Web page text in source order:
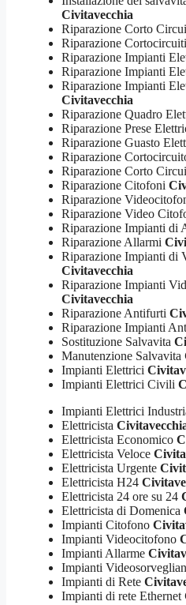
Civitavecchia
Riparazione Corto
Riparazione Cortocircuiti
Riparazione Impianti
Riparazione Impianti
Riparazione Impianti
Civitavecchia
Riparazione Quadro
Riparazione Prese
Riparazione Guasto
Riparazione
Riparazione Corto
Riparazione Citofoni
Riparazione
Riparazione Video
Riparazione Impianti di
Riparazione Allarmi
Riparazione Impianti di
Civitavecchia
Riparazione Impianti
Civitavecchia
Riparazione Antifurti
Riparazione Impianti
Sostituzione Salvavita
Manutenzione Salvavita
Impianti Elettrici
Impianti Elettrici Civili
Impianti Elettrici
Elettricista
Elettricista Economico
Elettricista Veloce
Elettricista Urgente
Elettricista H24
Elettricista 24 ore su 24
Elettricista di Domenica
Impianti Citofono
Impianti Videocitofono
Impianti Allarme
Impianti
Impianti di Rete
Impianti di rete Ethernet